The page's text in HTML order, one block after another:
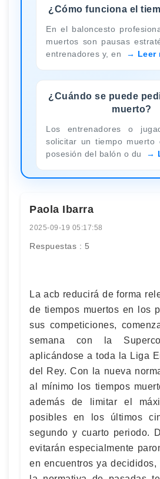
¿Cómo funciona el
En el baloncesto
muertos son pausas
entrenadores y, en
Leer
¿Cuándo se puede
muerto?
Los entrenadores o
solicitar un tiempo muerto
posesión del balón o du
Paola Ibarra
2025-09-19 05:17:58
Respuestas : 5
La acb reducirá de forma
de tiempos muertos en los
sus competiciones,
semana con la
aplicándose a toda la Liga
del Rey. Con la nueva
al mínimo los tiempos
además de limitar el
posibles en los últimos
segundo y cuarto periodo.
evitarán especialmente
en encuentros ya decididos,